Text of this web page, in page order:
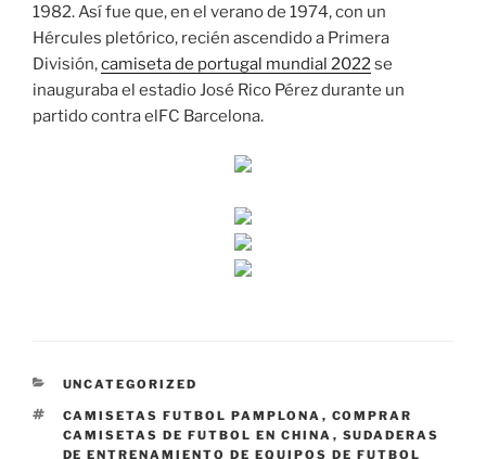
1982. Así fue que, en el verano de 1974, con un
Hércules pletórico, recién ascendido a Primera
División,camiseta de portugal mundial 2022se
inauguraba el estadio José Rico Pérez durante un
partido contra elFC Barcelona.
CATEGORÍAS
UNCATEGORIZED
ETIQUETAS
CAMISETAS FUTBOL PAMPLONA , COMPRAR
CAMISETAS DE FUTBOL EN CHINA , SUDADERAS
DE ENTRENAMIENTO DE EQUIPOS DE FUTBOL